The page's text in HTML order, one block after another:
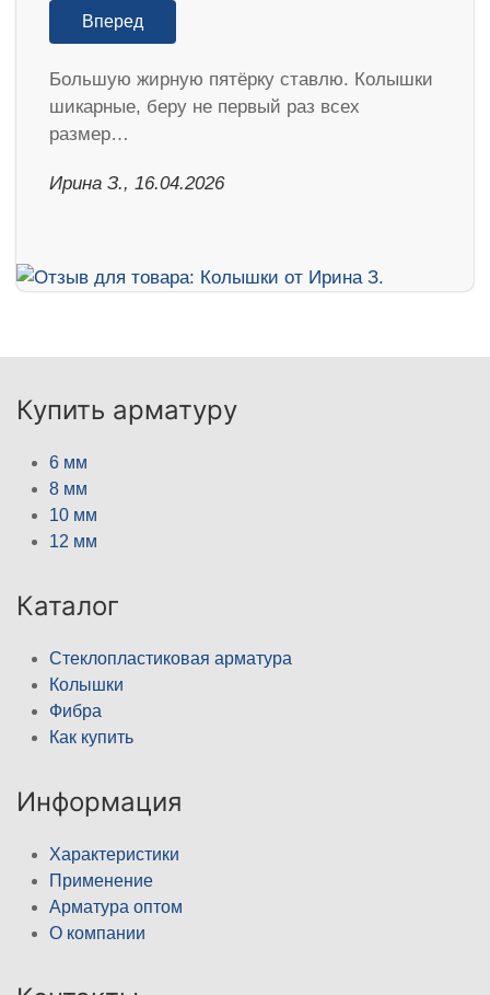
Вперед
Большую жирную пятёрку ставлю. Колышки
шикарные, беру не первый раз всех
размер…
Ирина З., 16.04.2026
Купить арматуру
6 мм
8 мм
10 мм
12 мм
Каталог
Стеклопластиковая арматура
Колышки
Фибра
Как купить
Информация
Характеристики
Применение
Арматура оптом
О компании